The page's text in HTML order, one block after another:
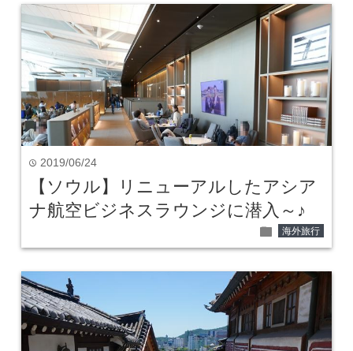
time 2019/06/24
【ソウル】リニューアルしたアシア
ナ航空ビジネスラウンジに潜入～♪
folder 海外旅行